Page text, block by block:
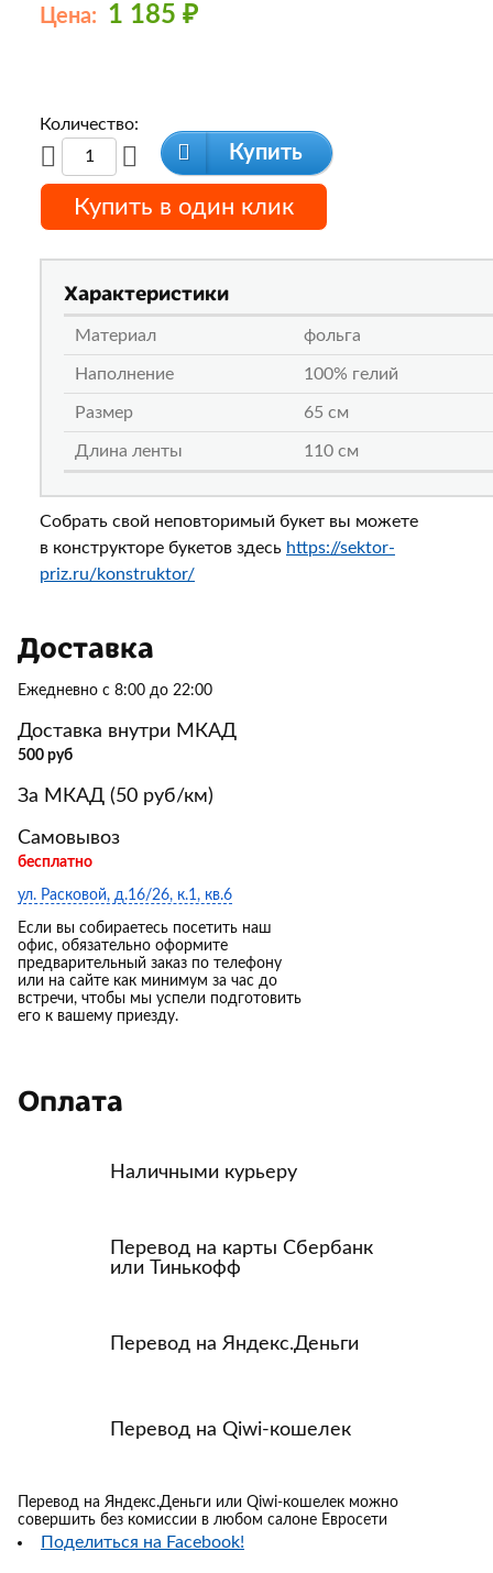
Цена: 1 185 ₽
Количество:
Купить
Купить в один клик
Характеристики
Материал фольга
Наполнение 100% гелий
Размер 65 см
Длина ленты 110 см
Собрать свой неповторимый букет вы можете
в конструкторе букетов здесь https://sektor-
priz.ru/konstruktor/
Доставка
Ежедневно с 8:00 до 22:00
Доставка внутри МКАД
500 руб
За МКАД (50 руб/км)
Самовывоз
бесплатно
ул. Расковой, д.16/26, к.1, кв.6
Если вы собираетесь посетить наш
офис, обязательно оформите
предварительный заказ по телефону
или на сайте как минимум за час до
встречи, чтобы мы успели подготовить
его к вашему приезду.
Оплата
Наличными курьеру
Перевод на карты Сбербанк
или Тинькофф
Перевод на Яндекс.Деньги
Перевод на Qiwi-кошелек
Перевод на Яндекс.Деньги или Qiwi-кошелек можно
совершить без комиссии в любом салоне Евросети
Поделиться на Facebook!